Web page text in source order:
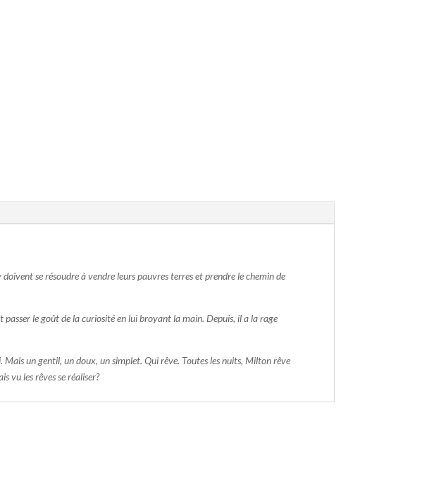
se résoudre à vendre leurs pauvres terres et prendre le chemin de
le goût de la curiosité en lui broyant la main. Depuis, il a la rage
un gentil, un doux, un simplet. Qui rêve. Toutes les nuits, Milton rêve
vu les rêves se réaliser?